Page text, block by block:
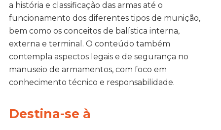
a história e classificação das armas até o
funcionamento dos diferentes tipos de munição,
bem como os conceitos de balística interna,
externa e terminal. O conteúdo também
contempla aspectos legais e de segurança no
manuseio de armamentos, com foco em
conhecimento técnico e responsabilidade.
Destina-se à